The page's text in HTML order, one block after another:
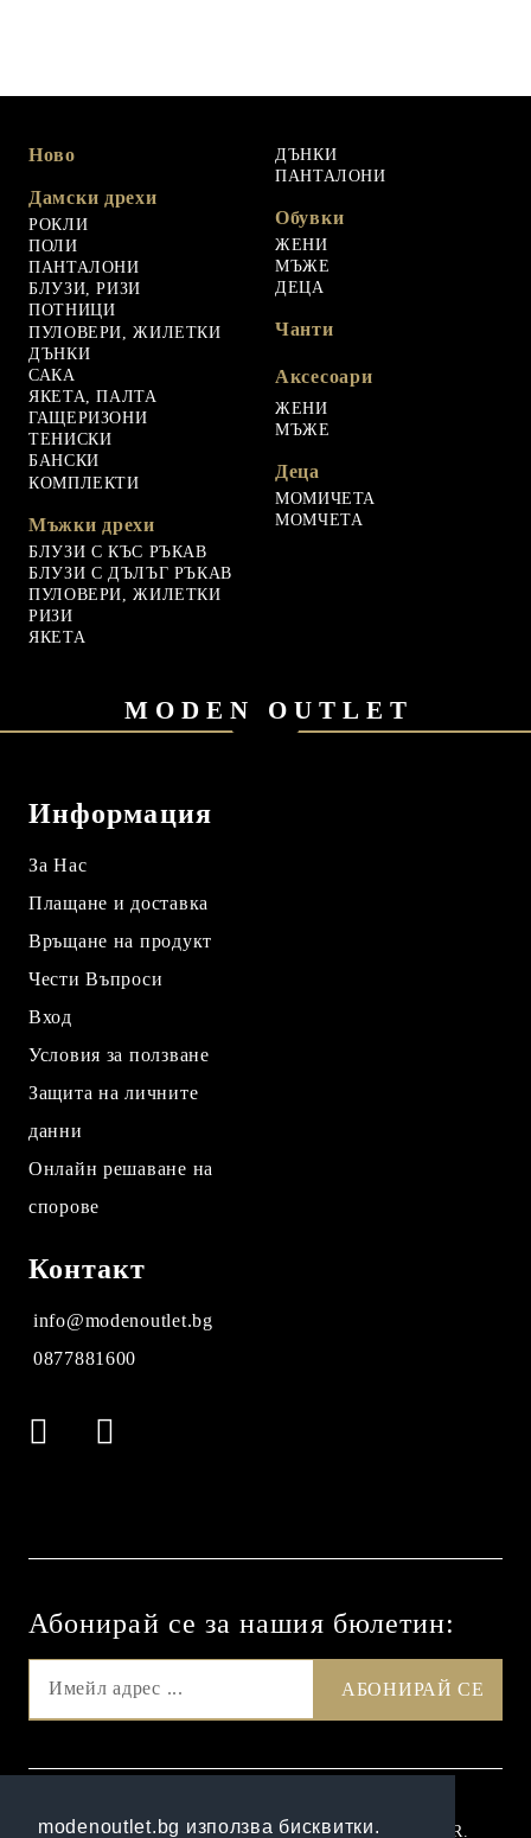
modenoutlet.bg използва бисквитки.
Ново
Дамски дрехи
РОКЛИ
ПОЛИ
ПАНТАЛОНИ
БЛУЗИ, РИЗИ
ПОТНИЦИ
ПУЛОВЕРИ, ЖИЛЕТКИ
ДЪНКИ
САКА
ЯКЕТА, ПАЛТА
ГАЩЕРИЗОНИ
ТЕНИСКИ
БАНСКИ
КОМПЛЕКТИ
Мъжки дрехи
БЛУЗИ С КЪС РЪКАВ
БЛУЗИ С ДЪЛЪГ РЪКАВ
ПУЛОВЕРИ, ЖИЛЕТКИ
РИЗИ
ЯКЕТА
ДЪНКИ
ПАНТАЛОНИ
Обувки
ЖЕНИ
МЪЖЕ
ДЕЦА
Чанти
Аксесоари
ЖЕНИ
МЪЖЕ
Деца
МОМИЧЕТА
МОМЧЕТА
MODEN OUTLET
Информация
За Нас
Плащане и доставка
Връщане на продукт
Чести Въпроси
Вход
Условия за ползване
Защита на личните
данни
Онлайн решаване на
спорове
Контакт
info@modenoutlet.bg
0877881600
Абонирай се за нашия бюлетин:
Нашият онлайн магазин е 100% съобразен с GDPR.